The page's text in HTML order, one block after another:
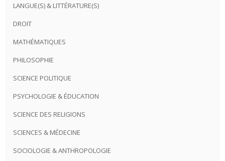
LANGUE(S) & LITTÉRATURE(S)
DROIT
MATHÉMATIQUES
PHILOSOPHIE
SCIENCE POLITIQUE
PSYCHOLOGIE & ÉDUCATION
SCIENCE DES RELIGIONS
SCIENCES & MÉDECINE
SOCIOLOGIE & ANTHROPOLOGIE